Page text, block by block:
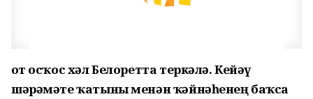
Ҡот осҡос хәл Белоретта теркәлә. Кейәү
шәрәмәте ҡатыны менән ҡәйнәһенең баҡса